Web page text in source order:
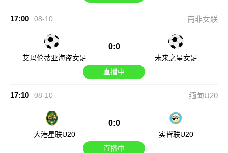
17:00 08-10 南非女联
艾玛伦蒂亚海盗女足
0:0
未来之星女足
直播中
17:10 08-10 缅甸U20
大港星联U20
0:0
实皆联U20
直播中